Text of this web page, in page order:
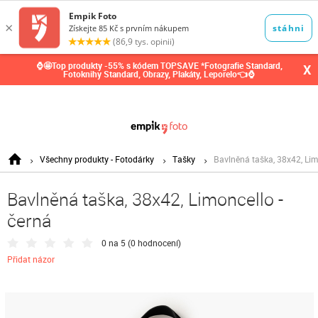
⌚🤩Top produkty -55% s kódem TOPSAVE *Fotografie Standard,
Fotoknihy Standard, Obrazy, Plakáty, Leporelo👈⌚ X
Všechny produkty - Fotodárky Tašky Bavlněná taška, 38x42,
Bavlněná taška, 38x42, Limoncello -
černá
0 na 5 (0 hodnocení)
Přidat názor